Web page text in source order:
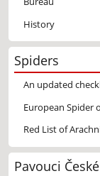
History
Spiders
An updated
European Spider
Red List of
Pavouci